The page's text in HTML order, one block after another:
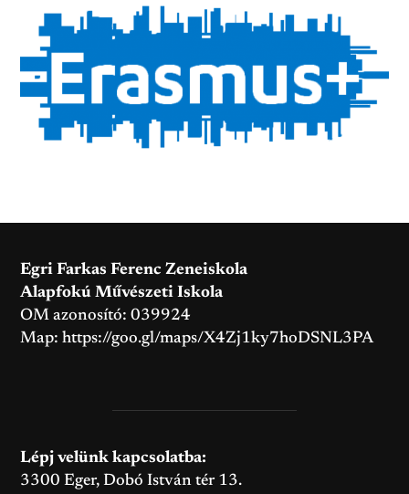
Egri Farkas Ferenc Zeneiskola
Alapfokú Művészeti Iskola
OM azonosító: 039924
Map:https://goo.gl/maps/X4Zj1ky7hoDSNL3PA
Lépj velünk kapcsolatba:
3300 Eger, Dobó István tér 13.